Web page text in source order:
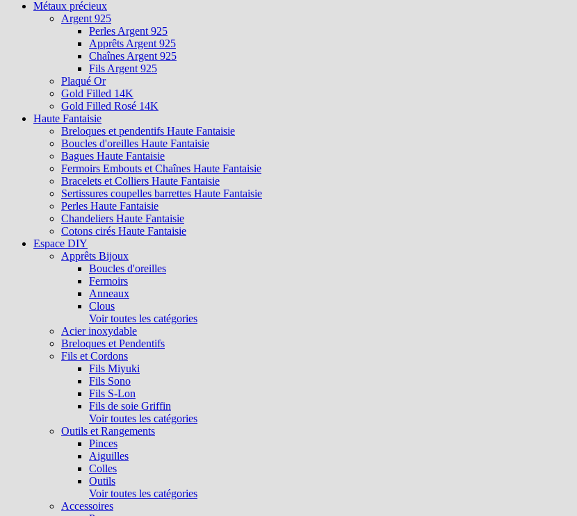
Métaux précieux
Argent 925
Perles Argent 925
Apprêts Argent 925
Chaînes Argent 925
Fils Argent 925
Plaqué Or
Gold Filled 14K
Gold Filled Rosé 14K
Haute Fantaisie
Breloques et pendentifs Haute Fantaisie
Boucles d'oreilles Haute Fantaisie
Bagues Haute Fantaisie
Fermoirs Embouts et Chaînes Haute Fantaisie
Bracelets et Colliers Haute Fantaisie
Sertissures coupelles barrettes Haute Fantaisie
Perles Haute Fantaisie
Chandeliers Haute Fantaisie
Cotons cirés Haute Fantaisie
Espace DIY
Apprêts Bijoux
Boucles d'oreilles
Fermoirs
Anneaux
Clous
Voir toutes les catégories
Acier inoxydable
Breloques et Pendentifs
Fils et Cordons
Fils Miyuki
Fils Sono
Fils S-Lon
Fils de soie Griffin
Voir toutes les catégories
Outils et Rangements
Pinces
Aiguilles
Colles
Outils
Voir toutes les catégories
Accessoires